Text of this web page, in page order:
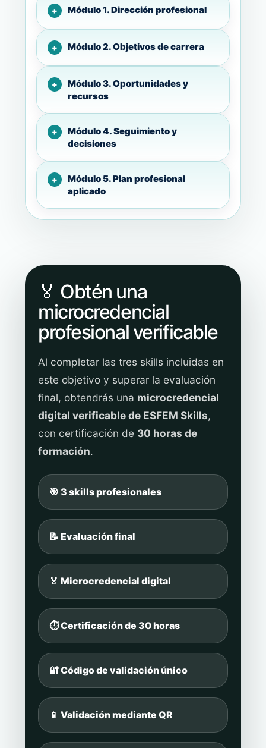
Módulo 1. Dirección profesional
Módulo 2. Objetivos de carrera
Módulo 3. Oportunidades y
recursos
Módulo 4. Seguimiento y
decisiones
Módulo 5. Plan profesional
aplicado
🏅 Obtén una
microcredencial
profesional verificable
Al completar las tres skills incluidas en
este objetivo y superar la evaluación
final, obtendrás una microcredencial
digital verificable de ESFEM Skills,
con certificación de 30 horas de
formación.
🎯 3 skills profesionales
📝 Evaluación final
🏅 Microcredencial digital
⏱️ Certificación de 30 horas
🔐 Código de validación único
📱 Validación mediante QR